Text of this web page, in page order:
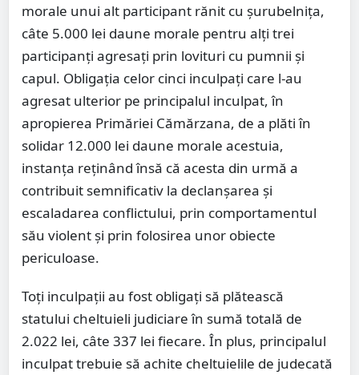
morale unui alt participant rănit cu șurubelnița,
câte 5.000 lei daune morale pentru alți trei
participanți agresați prin lovituri cu pumnii și
capul. Obligația celor cinci inculpați care l-au
agresat ulterior pe principalul inculpat, în
apropierea Primăriei Cămărzana, de a plăti în
solidar 12.000 lei daune morale acestuia,
instanța reținând însă că acesta din urmă a
contribuit semnificativ la declanșarea și
escaladarea conflictului, prin comportamentul
său violent și prin folosirea unor obiecte
periculoase.
Toți inculpații au fost obligați să plătească
statului cheltuieli judiciare în sumă totală de
2.022 lei, câte 337 lei fiecare. În plus, principalul
inculpat trebuie să achite cheltuielile de judecată